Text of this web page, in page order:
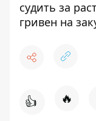
судить за
гривен на
👍 🔥